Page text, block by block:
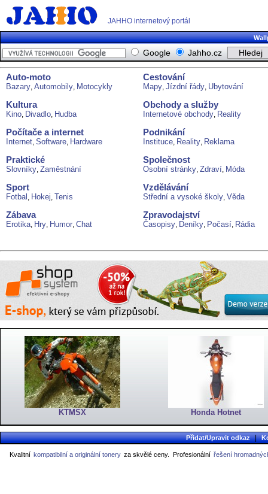
JAHHO internetový portál
Google Jahho.cz
Auto-moto
Bazary, Automobily, Motocykly
Kultura
Kino, Divadlo, Hudba
Počítače a internet
Internet, Software, Hardware
Praktické
Slovníky, Zaměstnání
Sport
Fotbal , Hokej, Tenis
Zábava
Erotika, Hry, Humor, Chat
Cestování
Mapy, Jízdní řády, Ubytování
Obchody a služby
Internetové obchody, Reality
Podnikání
Instituce, Reality, Reklama
Společnost
Osobní stránky, Zdraví, Móda
Vzdělávání
Střední a vysoké školy, Věda
Zpravodajství
Časopisy, Deníky, Počasí, Rádia
KTMSX Honda Hotnet
Přidat/Upravit odkaz |
Kvalitní kompatibilní a originální tonery za skvělé ceny. Profesionální řešení